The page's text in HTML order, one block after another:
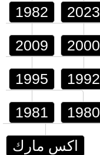
1982 2023
2009 2000
1995 1992
1981 1980
اكس مارك